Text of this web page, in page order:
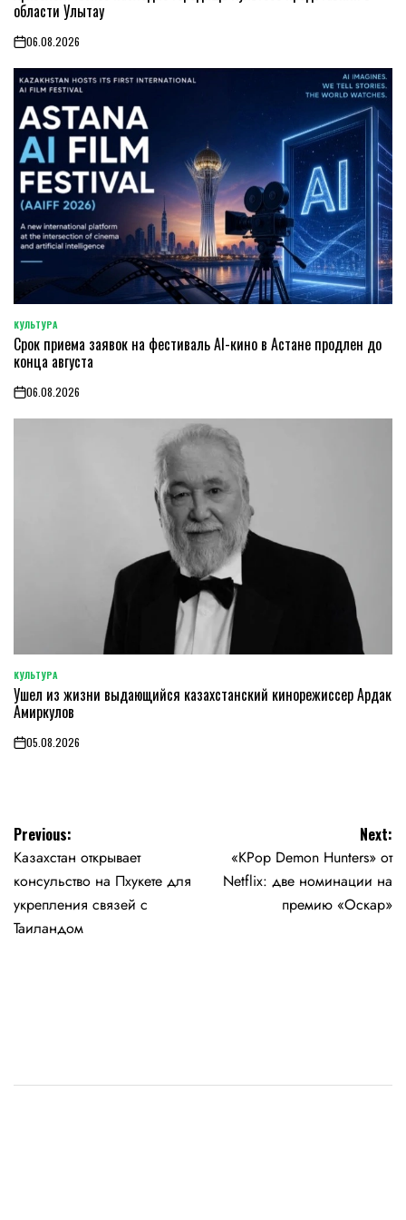
области Улытау
on06.08.2026
POSTED
IN
КУЛЬТУРА
Срок приема заявок на фестиваль AI-кино в Астане продлен до
конца августа
on06.08.2026
POSTED
IN
КУЛЬТУРА
Ушел из жизни выдающийся казахстанский кинорежиссер Ардак
Амиркулов
on05.08.2026
Навигация
по
записям
Previous:
Казахстан открывает
консульство на Пхукете для
укрепления связей с
Таиландом
Next:
«KPop Demon Hunters» от
Netflix: две номинации на
премию «Оскар»